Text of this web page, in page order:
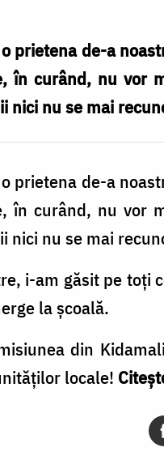
prietena de-a
în curând, nu vor
nici nu se mai
prietena de-a
în curând, nu vor
nici nu se mai
i-am găsit pe toți
la școală.
din
locale!